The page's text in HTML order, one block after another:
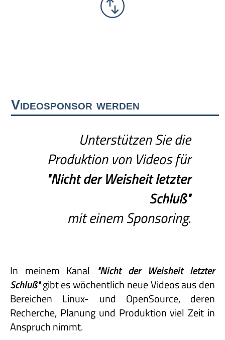
Videosponsor werden
Unterstützen Sie die
Produktion von Videos für
"Nichtder Weisheitletzter
Schluß"
mit einem Sponsoring.
In meinem Kanal "Nicht der Weisheit letzter
Schluß"gibt es wöchentlich neue Videos aus den
Bereichen Linux- und OpenSource, deren
Recherche, Planung und Produktion viel Zeit in
Anspruch nimmt.